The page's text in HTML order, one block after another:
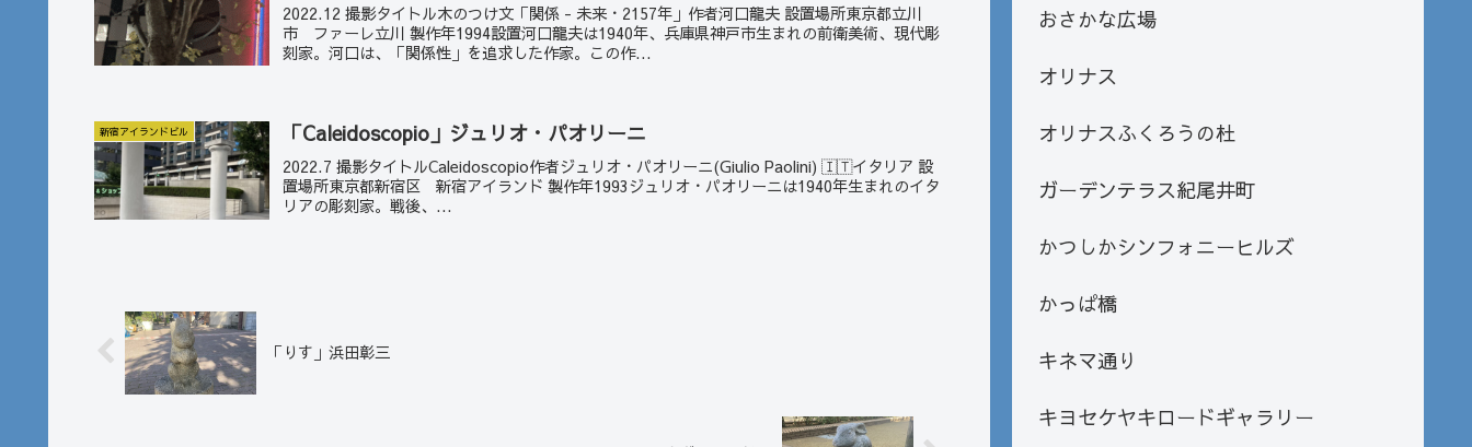
2022.12 撮影タイトル木のつけ文「関係 - 未来・2157年」作者河口龍夫 設置場所東京都立川
市 ファーレ立川 製作年1994設置河口龍夫は1940年、兵庫県神戸市生まれの前衛美術、現代彫
刻家。河口は、「関係性」を追求した作家。この作...
新宿アイランドビル 「Caleidoscopio」ジュリオ・パオリーニ
2022.7 撮影タイトルCaleidoscopio作者ジュリオ・パオリーニ(Giulio Paolini) 🇮🇹イタリア 設
置場所東京都新宿区 新宿アイランド 製作年1993ジュリオ・パオリーニは1940年生まれのイタ
リアの彫刻家。戦後、...
「りす」浜田彰三
おさかな広場
オリナス
オリナスふくろうの杜
ガーデンテラス紀尾井町
かつしかシンフォニーヒルズ
かっぱ橋
キネマ通り
キヨセケヤキロードギャラリー